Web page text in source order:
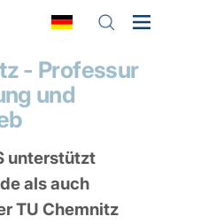
- Professur
und
unterstützt
als auch
TU Chemnitz